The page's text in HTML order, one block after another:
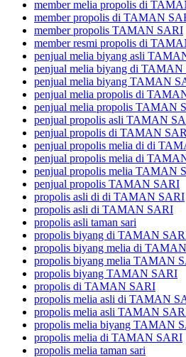
member melia propolis di
member propolis di TAMAN
member propolis TAMAN SARI
member resmi propolis di
penjual melia biyang asli
penjual melia biyang di
penjual melia biyang TAMAN
penjual melia propolis di
penjual melia propolis TAMAN
penjual propolis asli TAMAN
penjual propolis di TAMAN
penjual propolis melia di di
penjual propolis melia di
penjual propolis melia TAMAN
penjual propolis TAMAN SARI
propolis asli di di TAMAN SARI
propolis asli di TAMAN SARI
propolis asli taman sari
propolis biyang di TAMAN
propolis biyang melia di
propolis biyang melia TAMAN
propolis biyang TAMAN SARI
propolis di TAMAN SARI
propolis melia asli di TAMAN
propolis melia asli TAMAN
propolis melia biyang TAMAN
propolis melia di TAMAN SARI
propolis melia taman sari